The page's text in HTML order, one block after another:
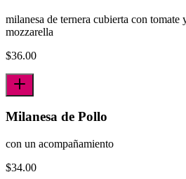
milanesa de ternera cubierta con tomate
mozzarella
$36.00
Milanesa de Pollo
con un acompañamiento
$34.00